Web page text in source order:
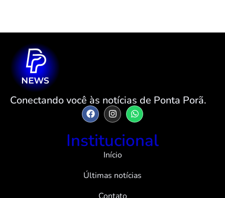
Conectando você às notícias de Ponta Porã.
Institucional
Início
Últimas notícias